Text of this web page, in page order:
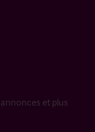
et plus